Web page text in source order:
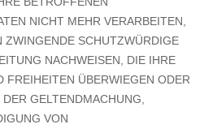
NICHT MEHR VERARBEITEN,
ZWINGENDE SCHUTZWÜRDIGE
NACHWEISEN, DIE IHRE
FREIHEITEN ÜBERWIEGEN ODER
GELTENDMACHUNG,
VON